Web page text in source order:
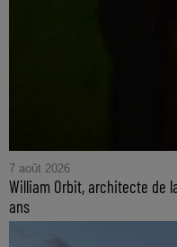
7 août 2026
William Orbit, architecte de
ans